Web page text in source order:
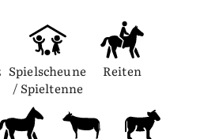
Spielscheune
/ Spieltenne
Reiten